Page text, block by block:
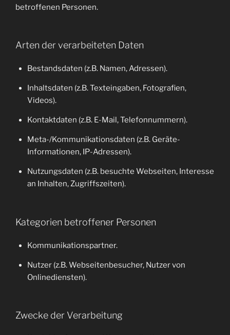
betroffenen Personen.
Arten der verarbeiteten Daten
Bestandsdaten (z.B. Namen, Adressen).
Inhaltsdaten (z.B. Texteingaben, Fotografien,
Videos).
Kontaktdaten (z.B. E-Mail, Telefonnummern).
Meta-/Kommunikationsdaten (z.B. Geräte-
Informationen, IP-Adressen).
Nutzungsdaten (z.B. besuchte Webseiten, Interesse
an Inhalten, Zugriffszeiten).
Kategorien betroffener Personen
Kommunikationspartner.
Nutzer (z.B. Webseitenbesucher, Nutzer von
Onlinediensten).
Zwecke der Verarbeitung